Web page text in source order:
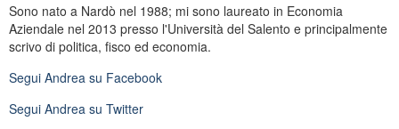
Sono nato a Nardò nel 1988; mi sono laureato in Economia
Aziendale nel 2013 presso l'Università del Salento e principalmente
scrivo di politica, fisco ed economia.
Segui Andrea su Facebook
Segui Andrea su Twitter